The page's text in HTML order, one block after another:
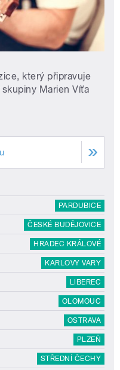
který připravuje
Marien Víťa
PARDUBICE
ČESKÉ BUDĚJOVICE
HRADEC KRÁLOVÉ
KARLOVY VARY
LIBEREC
OLOMOUC
OSTRAVA
PLZEŇ
STŘEDNÍ ČECHY